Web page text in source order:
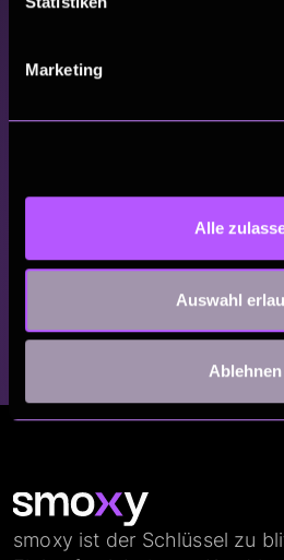
Marketing
Alle
Auswahl
Ablehnen
smoxy ist der Schlüssel zu